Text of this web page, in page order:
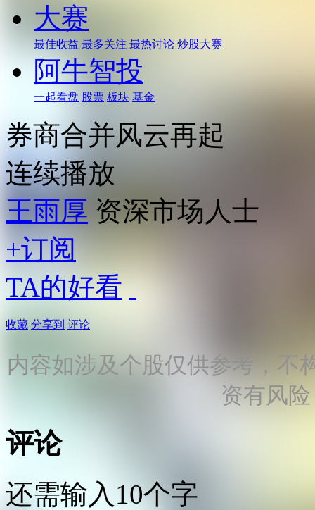
大赛
最佳收益 最多关注 最热讨论 炒股大赛
阿牛智投
一起看盘 股票 板块 基金
券商合并风云再起
连续播放
王雨厚 资深市场人士
+订阅
TA的好看
收藏 分享到 评论
内容如涉及个股仅供参考，不
资有风
评论
还需输入10个字